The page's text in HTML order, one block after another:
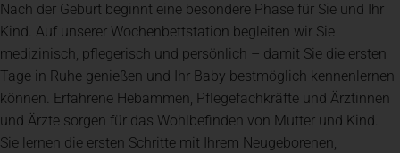
Nach der Geburt beginnt eine besondere Phase für Sie und Ihr
Kind. Auf unserer Wochenbettstation begleiten wir Sie
medizinisch, pflegerisch und persönlich – damit Sie die ersten
Tage in Ruhe genießen und Ihr Baby bestmöglich kennenlernen
können. Erfahrene Hebammen, Pflegefachkräfte und Ärztinnen
und Ärzte sorgen für das Wohlbefinden von Mutter und Kind.
Sie lernen die ersten Schritte mit Ihrem Neugeborenen,